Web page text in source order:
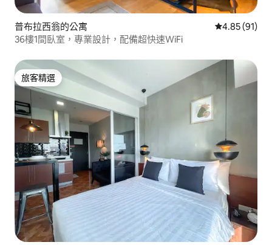
普布拉西翁的公寓 從 91 則評價
4.85 (91)
36樓1間臥室，專業設計，配備超快速WiFi
旅客精選
旅客精選